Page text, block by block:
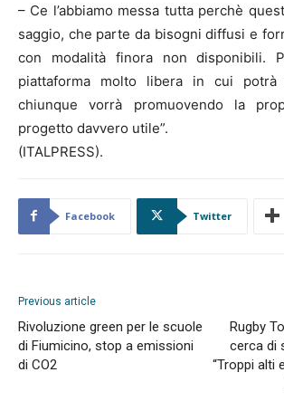
– Ce l’abbiamo messa tutta perchè
saggio, che parte da bisogni diffusi e
con modalità finora non disponibili.
piattaforma molto libera in cui
chiunque vorrà promuovendo la
progetto davvero utile”.
(ITALPRESS).
Facebook Twitter
Previous article
Rivoluzione green per le scuole
di Fiumicino, stop a emissioni
di CO2
Rugby
cerca di
“Troppi alti